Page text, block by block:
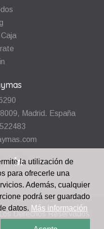
Madrid. España
Derechos Reservados
la utilización de
para ofrecerle una
Además, cualquier
podrá ser guardado
datos. Más información